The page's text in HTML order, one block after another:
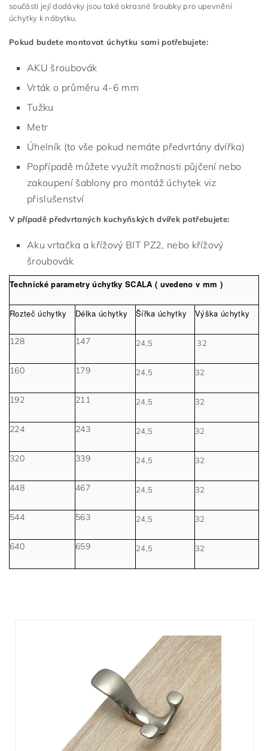
součásti její dodávky jsou také okrasné šroubky pro upevnění
úchytky k nábytku.
Pokud budete montovat úchytku sami potřebujete:
AKU šroubovák
Vrták o průměru 4-6 mm
Tužku
Metr
Úhelník (to vše pokud nemáte předvrtány dvířka)
Popřípadě můžete využít možnosti půjčení nebo
zakoupení šablony pro montáž úchytek viz
přislušenství
V případě předvrtaných kuchyňských dvířek potřebujete:
Aku vrtačka a křížový BIT PZ2, nebo křížový
šroubovák
Technické parametry úchytky SCALA ( uvedeno v mm )
Rozteč úchytky Délka úchytky Šířka úchytky Výška úchytky
128 147 24,5 32
160 179 24,5 32
192 211 24,5 32
224 243 24,5 32
320 339 24,5 32
448 467 24,5 32
544 563 24,5 32
640 659 24,5 32